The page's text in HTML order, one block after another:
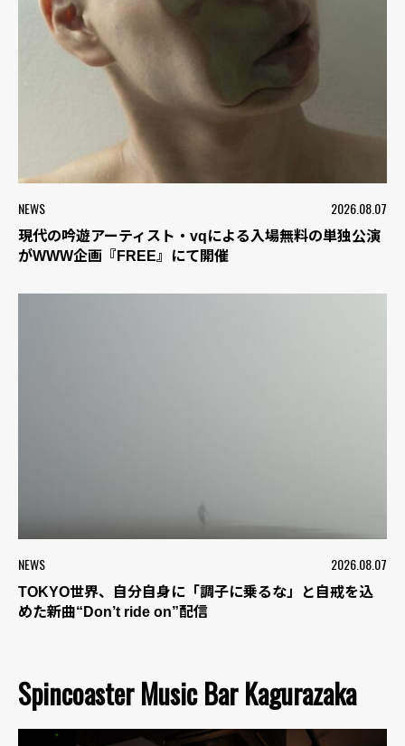
NEWS 2026.08.07
現代の吟遊アーティスト・vqによる入場無料の単独公演
がWWW企画『FREE』にて開催
NEWS 2026.08.07
TOKYO世界、自分自身に「調子に乗るな」と自戒を込
めた新曲“Don’t ride on”配信
Spincoaster Music Bar Kagurazaka